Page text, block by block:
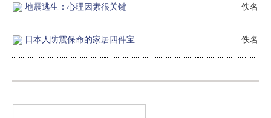
地震逃生：心理因素很关键 佚名
日本人防震保命的家居四件宝 佚名